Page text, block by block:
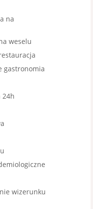
na
weselu
gastronomia
24h
wizerunku